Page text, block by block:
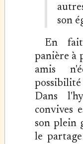
son
En
panière à
amis
Dans
convives
son plein
le